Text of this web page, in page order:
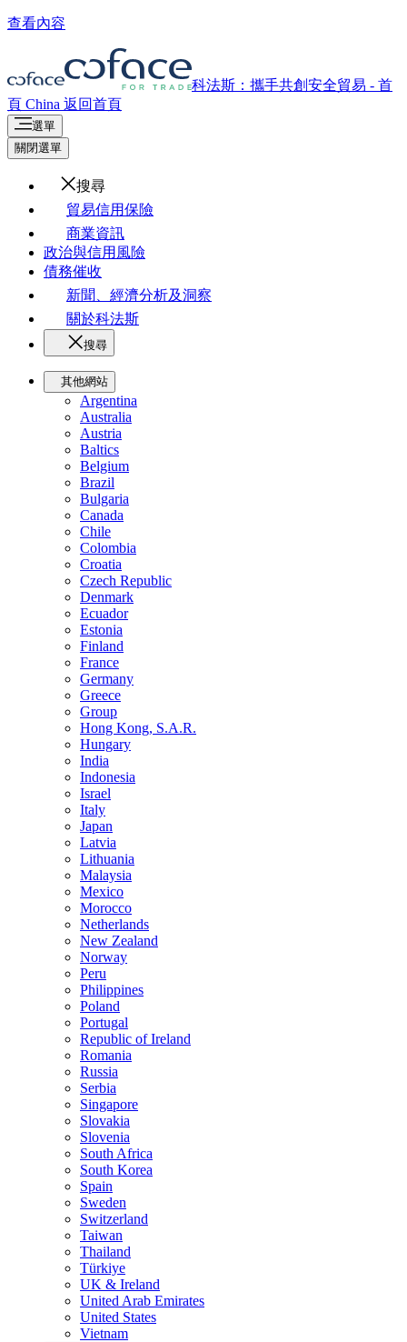
查看內容
科法斯：攜手共創安全貿易 - 首
頁 China 返回首頁
選單
關閉選單
搜尋
貿易信用保險
商業資訊
政治與信用風險
債務催收
新聞、經濟分析及洞察
關於科法斯
搜尋
其他網站
Argentina
Australia
Austria
Baltics
Belgium
Brazil
Bulgaria
Canada
Chile
Colombia
Croatia
Czech Republic
Denmark
Ecuador
Estonia
Finland
France
Germany
Greece
Group
Hong Kong, S.A.R.
Hungary
India
Indonesia
Israel
Italy
Japan
Latvia
Lithuania
Malaysia
Mexico
Morocco
Netherlands
New Zealand
Norway
Peru
Philippines
Poland
Portugal
Republic of Ireland
Romania
Russia
Serbia
Singapore
Slovakia
Slovenia
South Africa
South Korea
Spain
Sweden
Switzerland
Taiwan
Thailand
Türkiye
UK & Ireland
United Arab Emirates
United States
Vietnam